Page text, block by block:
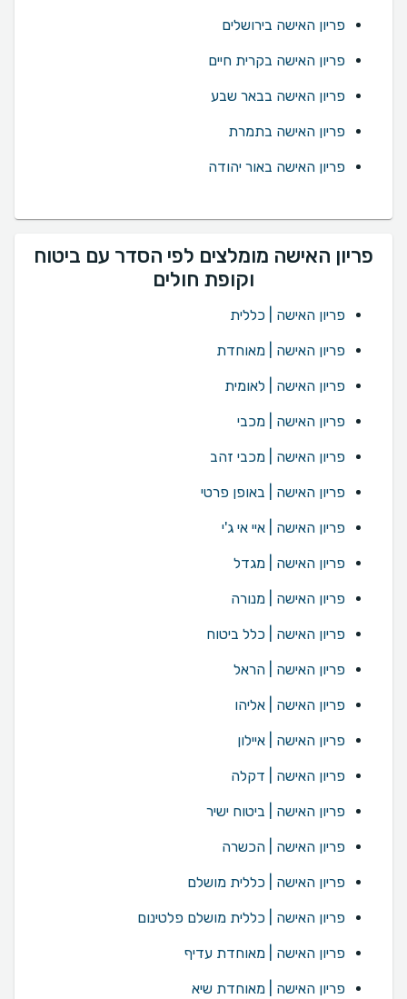
פריון האישה בירושלים
פריון האישה בקרית חיים
פריון האישה בבאר שבע
פריון האישה בתמרת
פריון האישה באור יהודה
פריון האישה מומלצים לפי הסדר עם ביטוח
וקופת חולים
פריון האישה | כללית
פריון האישה | מאוחדת
פריון האישה | לאומית
פריון האישה | מכבי
פריון האישה | מכבי זהב
פריון האישה | באופן פרטי
פריון האישה | איי אי ג'י
פריון האישה | מגדל
פריון האישה | מנורה
פריון האישה | כלל ביטוח
פריון האישה | הראל
פריון האישה | אליהו
פריון האישה | איילון
פריון האישה | דקלה
פריון האישה | ביטוח ישיר
פריון האישה | הכשרה
פריון האישה | כללית מושלם
פריון האישה | כללית מושלם פלטינום
פריון האישה | מאוחדת עדיף
פריון האישה | מאוחדת שיא